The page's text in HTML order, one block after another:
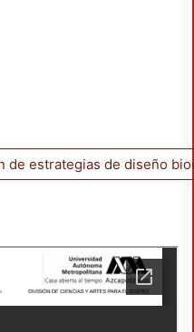
de estrategias de diseño